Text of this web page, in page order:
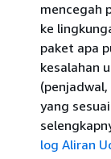
mencegah
ke
paket apa
kesalahan
yang
log Aliran